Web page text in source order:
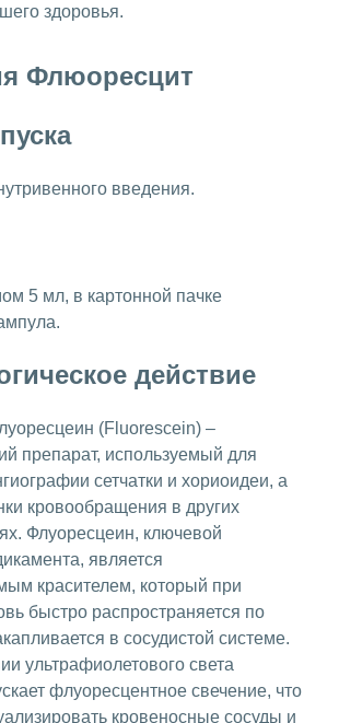
здоровья.
Флюоресцит
введения.
5 мл, в картонной пачке
действие
(Fluorescein) –
препарат, используемый для
сетчатки и хориоидеи, а
кровообращения в других
Флуоресцеин, ключевой
является
красителем, который при
быстро распространяется по
в сосудистой системе.
ультрафиолетового света
флуоресцентное свечение, что
кровеносные сосуды и